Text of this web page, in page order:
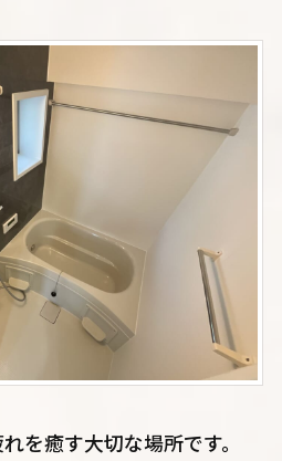
を癒す大切な場所です。